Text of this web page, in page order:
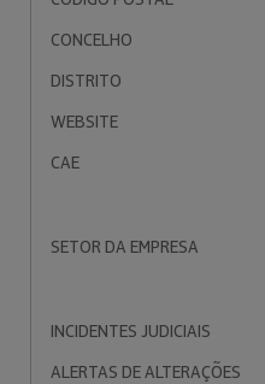
CONCELHO
DISTRITO
WEBSITE
CAE
SETOR DA EMPRESA
INCIDENTES JUDICIAIS
ALERTAS DE ALTERAÇÕES